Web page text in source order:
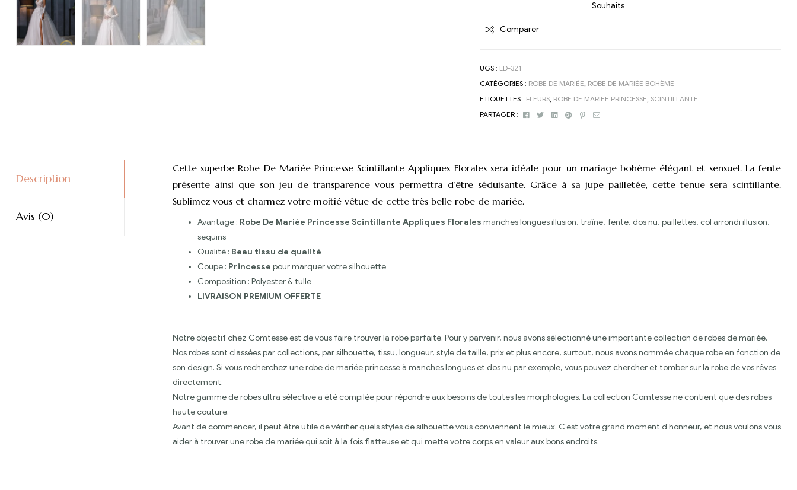
Souhaits
Comparer
UGS : LD-321
CATÉGORIES : ROBE DE MARIÉE, ROBE DE MARIÉE BOHÈME
ÉTIQUETTES : FLEURS, ROBE DE MARIÉE PRINCESSE, SCINTILLANTE
PARTAGER :
FacebookTwitterLinkedinGoogle+Pinterest
Email
Description
Avis (0)
Cette superbe Robe De Mariée Princesse Scintillante Appliques Florales sera idéale pour un mariage bohème élégant et sensuel. La fente
présente ainsi que son jeu de transparence vous permettra d’être séduisante. Grâce à sa jupe pailletée, cette tenue sera scintillante.
Sublimez vous et charmez votre moitié vêtue de cette très belle robe de mariée.
Avantage : Robe De Mariée Princesse Scintillante Appliques Florales manches longues illusion, traîne, fente, dos nu, paillettes, col arrondi illusion,
sequins
Qualité : Beau tissu de qualité
Coupe : Princesse pour marquer votre silhouette
Composition : Polyester & tulle
LIVRAISON PREMIUM OFFERTE
Notre objectif chez Comtesse est de vous faire trouver la robe parfaite. Pour y parvenir, nous avons sélectionné une importante collection de robes de mariée.
Nos robes sont classées par collections, par silhouette, tissu, longueur, style de taille, prix et plus encore, surtout, nous avons nommée chaque robe en fonction de
son design. Si vous recherchez une robe de mariée princesse à manches longues et dos nu par exemple, vous pouvez chercher et tomber sur la robe de vos rêves
directement.
Notre gamme de robes ultra sélective a été compilée pour répondre aux besoins de toutes les morphologies. La collection Comtesse ne contient que des robes
haute couture.
Avant de commencer, il peut être utile de vérifier quels styles de silhouette vous conviennent le mieux. C’est votre grand moment d’honneur, et nous voulons vous
aider à trouver une robe de mariée qui soit à la fois flatteuse et qui mette votre corps en valeur aux bons endroits.